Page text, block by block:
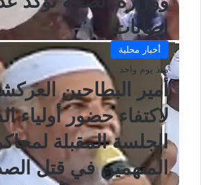
إصابات
أخبار محلية
منذ يوم واحد
أمير البطاحين
لاكتفاء حضور أولياء
الجلسة المقبلة
المتهمين في قتل